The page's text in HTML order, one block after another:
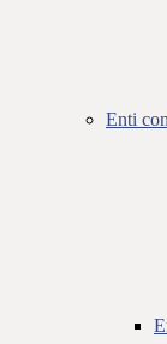
Enti